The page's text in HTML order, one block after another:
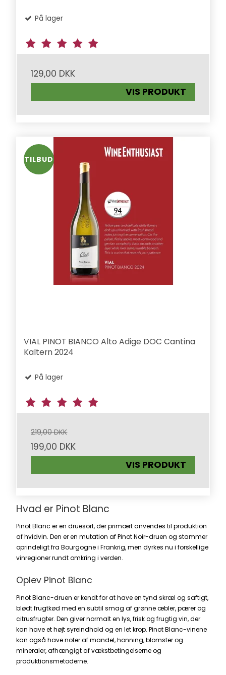
På lager
129,00 DKK
VIS PRODUKT
TILBUD
VIAL PINOT BIANCO Alto Adige DOC Cantina
Kaltern 2024
På lager
219,00 DKK
199,00 DKK
VIS PRODUKT
Hvad er Pinot Blanc
Pinot Blanc er en druesort, der primært anvendes til produktion
af hvidvin. Den er en mutation af Pinot Noir-druen og stammer
oprindeligt fra Bourgogne iFrankrig, men dyrkes nu i forskellige
vinregioner rundt omkring i verden.
Oplev Pinot Blanc
Pinot Blanc-druen er kendt for at have en tynd skræl og saftigt,
blødt frugtkød med en subtil smag af grønne æbler, pærer og
citrusfrugter. Den giver normalt en lys, frisk og frugtig vin, der
kan have et højt syreindhold og en let krop. Pinot Blanc-vinene
kan også have noter af mandel, honning, blomster og
mineraler, afhængigt af vækstbetingelserne og
produktionsmetoderne.